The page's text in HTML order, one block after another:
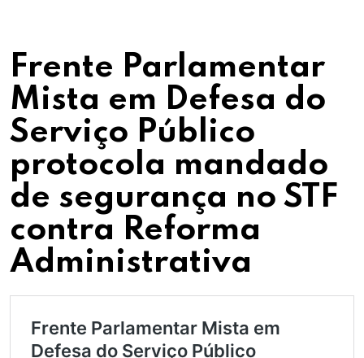
Frente Parlamentar
Mista em Defesa do
Serviço Público
protocola mandado
de segurança no STF
contra Reforma
Administrativa